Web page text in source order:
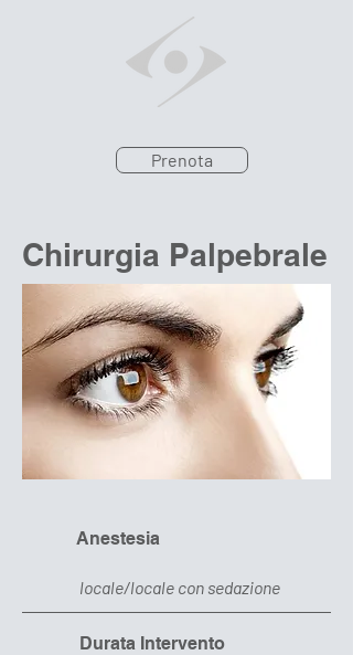
Prenota
Chirurgia Palpebrale
Anestesia
locale/locale con sedazione
Durata Intervento